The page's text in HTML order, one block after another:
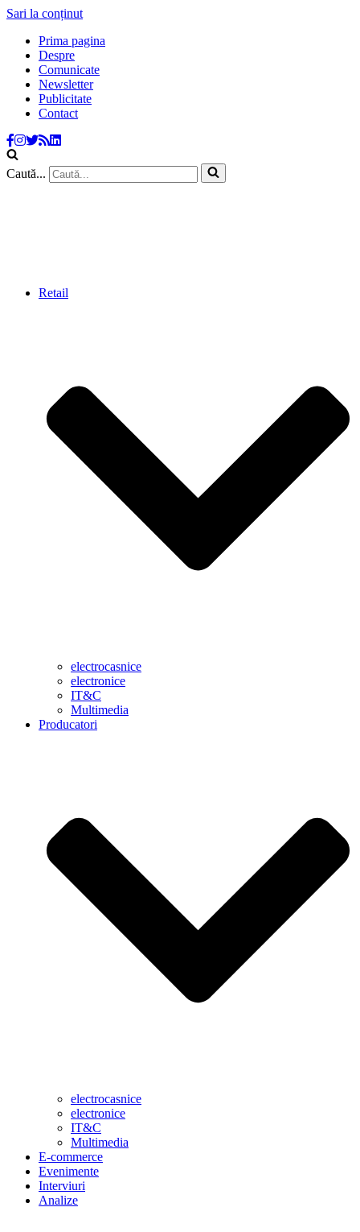
Sari la conținut
Prima pagina
Despre
Comunicate
Newsletter
Publicitate
Contact
Caută...
Retail
electrocasnice
electronice
IT&C
Multimedia
Producatori
electrocasnice
electronice
IT&C
Multimedia
E-commerce
Evenimente
Interviuri
Analize